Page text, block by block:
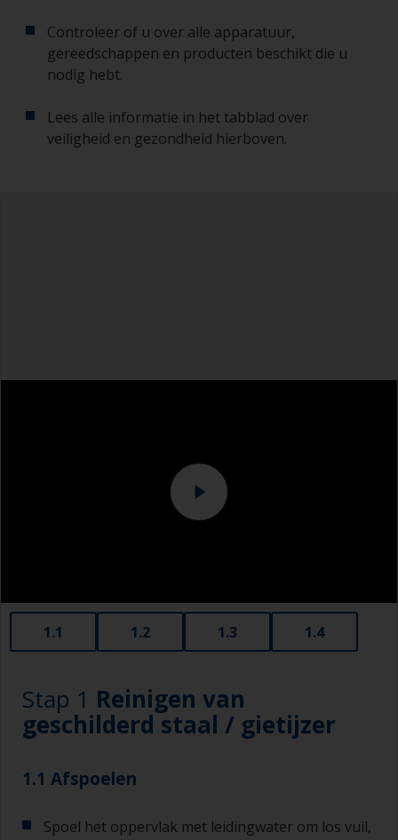
Controleer of u over alle apparatuur,
gereedschappen en producten beschikt die u
nodig hebt.
Lees alle informatie in het tabblad over
veiligheid en gezondheid hierboven.
1.1 1.2 1.3 1.4
Stap 1 Reinigen van
geschilderd staal / gietijzer
1.1 Afspoelen
Spoel het oppervlak met leidingwater om los vuil,